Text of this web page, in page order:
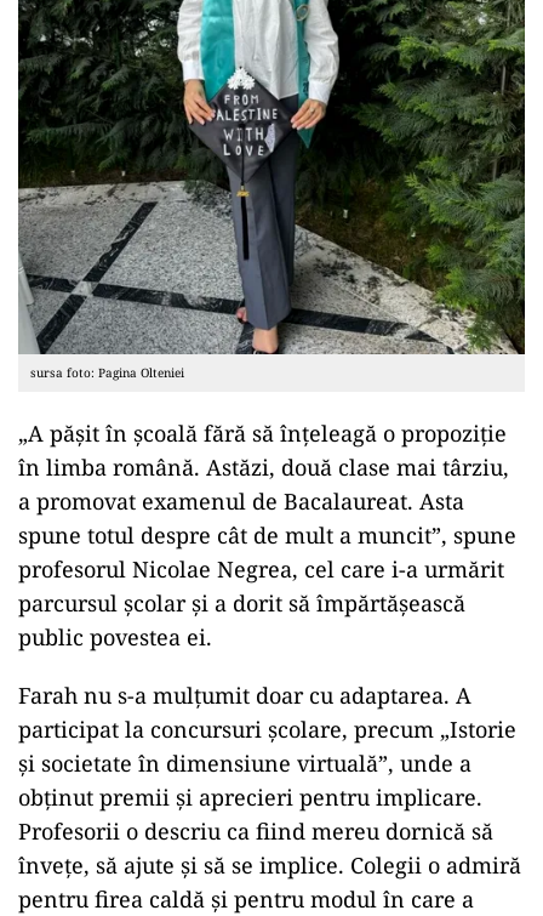
sursa foto: Pagina Olteniei
„A pășit în școală fără să înțeleagă o propoziție
în limba română. Astăzi, două clase mai târziu,
a promovat examenul de Bacalaureat. Asta
spune totul despre cât de mult a muncit”, spune
profesorul Nicolae Negrea, cel care i-a urmărit
parcursul școlar și a dorit să împărtășească
public povestea ei.
Farah nu s-a mulțumit doar cu adaptarea. A
participat la concursuri școlare, precum „Istorie
și societate în dimensiune virtuală”, unde a
obținut premii și aprecieri pentru implicare.
Profesorii o descriu ca fiind mereu dornică să
învețe, să ajute și să se implice. Colegii o admiră
pentru firea caldă și pentru modul în care a